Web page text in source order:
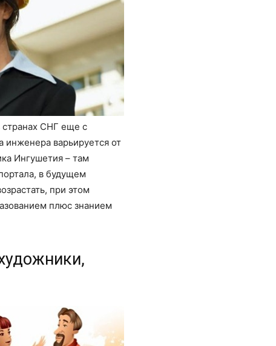
странах СНГ еще с
инженера варьируется от
Ингушетия – там
в будущем
при этом
плюс знанием